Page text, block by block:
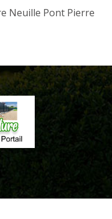
Neuille Pont Pierre